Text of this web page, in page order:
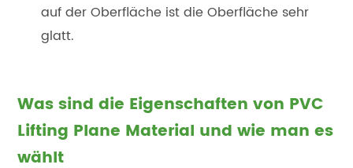
auf der Oberfläche ist die Oberfläche sehr
glatt.
Was sind die Eigenschaften von PVC
Lifting Plane Material und wie man es
wählt